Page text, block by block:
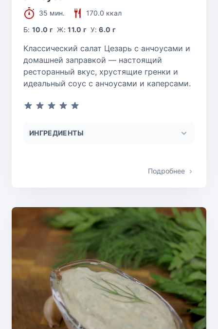
35 мин.
170.0 ккал
Б:10.0 г Ж:11.0 г У:6.0 г
Классический салат Цезарь с анчоусами и
домашней заправкой — настоящий
ресторанный вкус, хрустящие гренки и
идеальный соус с анчоусами и каперсами.
ИНГРЕДИЕНТЫ
Подробнее